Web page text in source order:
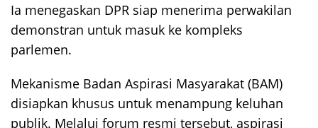
Ia menegaskan DPR siap menerima perwakilan
demonstran untuk masuk ke kompleks
parlemen.
Mekanisme Badan Aspirasi Masyarakat (BAM)
disiapkan khusus untuk menampung keluhan
publik. Melalui forum resmi tersebut, aspirasi